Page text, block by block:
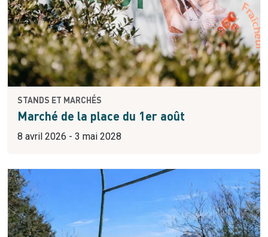
STANDS ET MARCHÉS
Marché de la place du 1er août
8 avril 2026 - 3 mai 2028